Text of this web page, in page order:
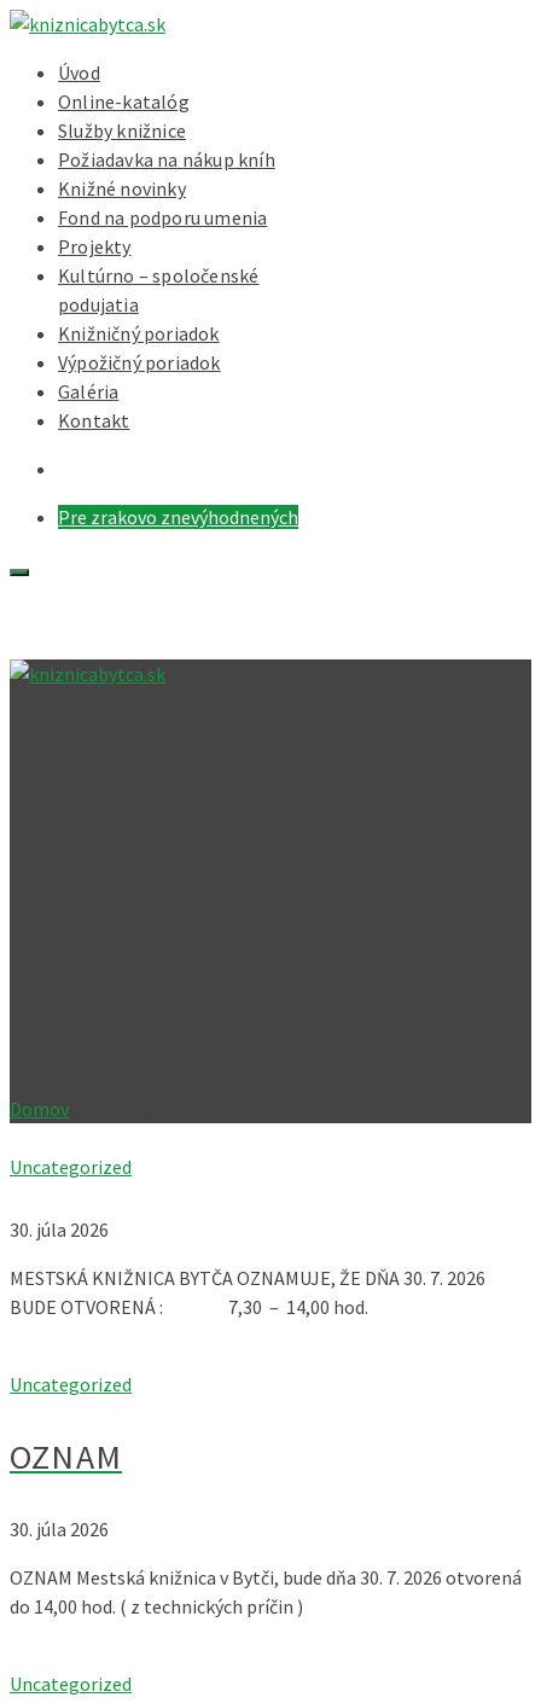
Úvod
Online-katalóg
Služby knižnice
Požiadavka na nákup kníh
Knižné novinky
Fond na podporu umenia
Projekty
Kultúrno – spoločenské
podujatia
Knižničný poriadok
Výpožičný poriadok
Galéria
Kontakt
Pre zrakovo znevýhodnených
Domov
Uncategorized
30. júla 2026
MESTSKÁ KNIŽNICA BYTČA OZNAMUJE, ŽE DŇA 30. 7. 2026
BUDE OTVORENÁ : 7,30 – 14,00 hod.
Uncategorized
OZNAM
30. júla 2026
OZNAM Mestská knižnica v Bytči, bude dňa 30. 7. 2026 otvorená
do 14,00 hod. ( z technických príčin )
Uncategorized